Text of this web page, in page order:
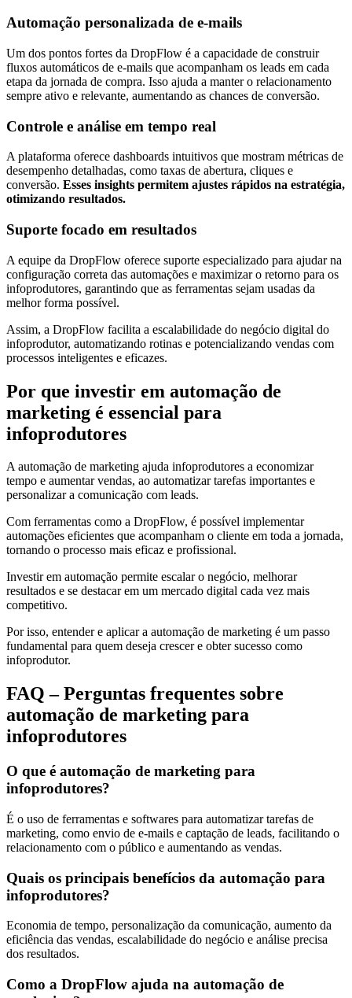
Automação personalizada de e-mails
Um dos pontos fortes da DropFlow é a capacidade de construir
fluxos automáticos de e-mails que acompanham os leads em cada
etapa da jornada de compra. Isso ajuda a manter o relacionamento
sempre ativo e relevante, aumentando as chances de conversão.
Controle e análise em tempo real
A plataforma oferece dashboards intuitivos que mostram métricas de
desempenho detalhadas, como taxas de abertura, cliques e
conversão. Esses insights permitem ajustes rápidos na estratégia,
otimizando resultados.
Suporte focado em resultados
A equipe da DropFlow oferece suporte especializado para ajudar na
configuração correta das automações e maximizar o retorno para os
infoprodutores, garantindo que as ferramentas sejam usadas da
melhor forma possível.
Assim, a DropFlow facilita a escalabilidade do negócio digital do
infoprodutor, automatizando rotinas e potencializando vendas com
processos inteligentes e eficazes.
Por que investir em automação de
marketing é essencial para
infoprodutores
A automação de marketing ajuda infoprodutores a economizar
tempo e aumentar vendas, ao automatizar tarefas importantes e
personalizar a comunicação com leads.
Com ferramentas como a DropFlow, é possível implementar
automações eficientes que acompanham o cliente em toda a jornada,
tornando o processo mais eficaz e profissional.
Investir em automação permite escalar o negócio, melhorar
resultados e se destacar em um mercado digital cada vez mais
competitivo.
Por isso, entender e aplicar a automação de marketing é um passo
fundamental para quem deseja crescer e obter sucesso como
infoprodutor.
FAQ – Perguntas frequentes sobre
automação de marketing para
infoprodutores
O que é automação de marketing para
infoprodutores?
É o uso de ferramentas e softwares para automatizar tarefas de
marketing, como envio de e-mails e captação de leads, facilitando o
relacionamento com o público e aumentando as vendas.
Quais os principais benefícios da automação para
infoprodutores?
Economia de tempo, personalização da comunicação, aumento da
eficiência das vendas, escalabilidade do negócio e análise precisa
dos resultados.
Como a DropFlow ajuda na automação de